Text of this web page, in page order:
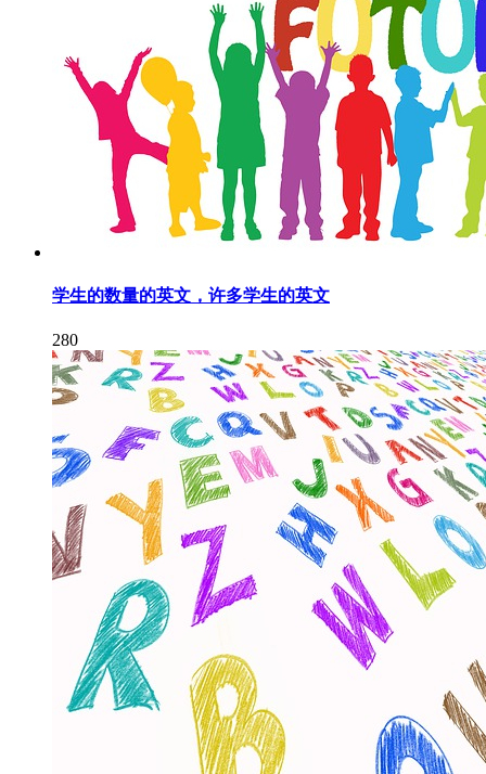
学生的数量的英文，许多学生的英文
280